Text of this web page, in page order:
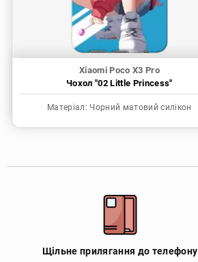
Xiaomi Poco X3 Pro
Чохол "02 Little Princess"
Матеріал: Чорний матовий силікон
Щільне прилягання до телефону